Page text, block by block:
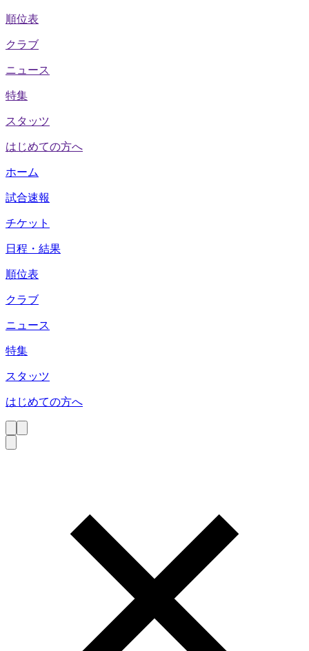
順位表
クラブ
ニュース
特集
スタッツ
はじめての方へ
ホーム
試合速報
チケット
日程・結果
順位表
クラブ
ニュース
特集
スタッツ
はじめての方へ